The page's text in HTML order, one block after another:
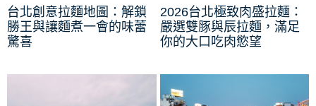
台北創意拉麵地圖：解鎖
勝王與讓麵煮一會的味蕾
驚喜
2026台北極致肉盛拉麵：
嚴選雙豚與辰拉麵，滿足
你的大口吃肉慾望